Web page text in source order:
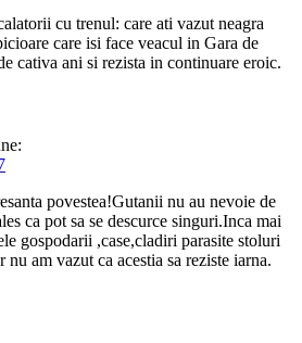
cu trenul: care ati vazut neagra
care isi face veacul in Gara de
cativa ani si rezista in continuare eroic.
povestea!Gutanii nu au nevoie de
ca pot sa se descurce singuri.Inca mai
gospodarii ,case,cladiri parasite stoluri
nu am vazut ca acestia sa reziste iarna.